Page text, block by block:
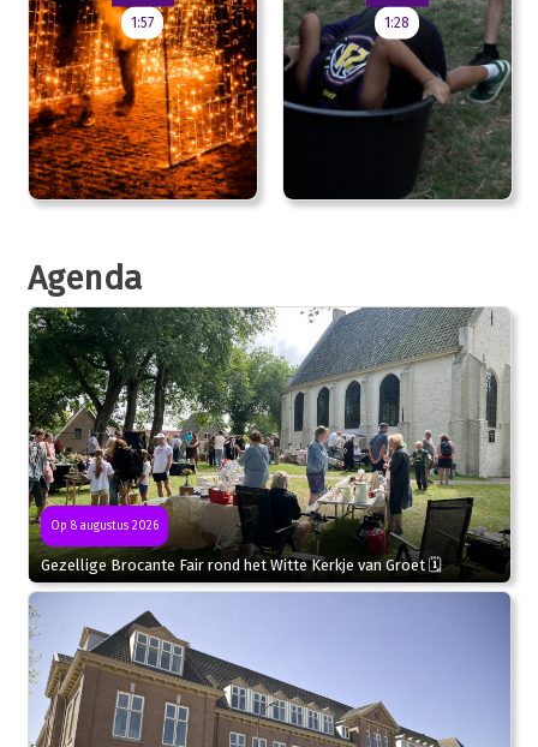
1:57 1:28
Agenda
Op 8 augustus 2026
Gezellige Brocante Fair rond het Witte Kerkje van Groet 🗓